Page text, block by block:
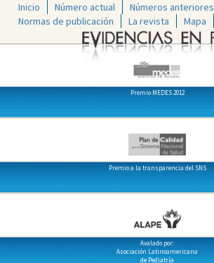
Inicio Número actual
Números anteriores
Normas de publicación
La revista Mapa
Premio MEDES 2012
Premio a la transparencia del SNS
Avalado por:
Asociación Latinoamericana
de Pediatría